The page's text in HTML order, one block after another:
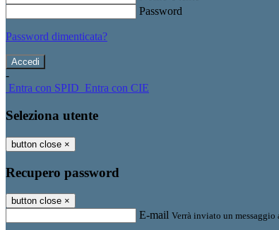
Password
Password dimenticata?
-
Entra con SPID Entra con CIE
Seleziona utente
button close ×
Recupero password
button close ×
E-mail Verrà inviato un